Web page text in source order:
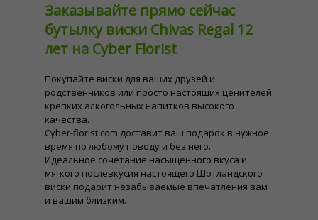
Заказывайте прямо сейчас
бутылку виски Chivas Regal 12
лет на Cyber Florist
Покупайте виски для ваших друзей и
родственников или просто настоящих ценителей
крепких алкогольных напитков высокого
качества.
Cyber-florist.com доставит ваш подарок в нужное
время по любому поводу и без него.
Идеальное сочетание насыщенного вкуса и
мягкого послевкусия настоящего Шотландского
виски подарит незабываемые впечатления вам
и вашим близким.